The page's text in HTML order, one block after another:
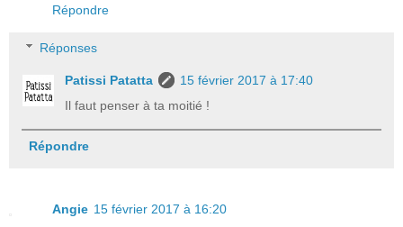
Répondre
Réponses
Patissi Patatta
15 février 2017 à 17:40
Il faut penser à ta moitié !
Répondre
Angie 15 février 2017 à 16:20